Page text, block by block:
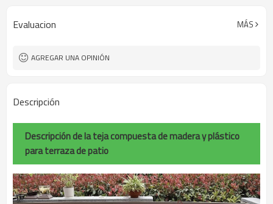
Moldeo por extrusión
Uso
Plataforma, balcón, terraza, pasillo,
Certificado
Evaluacion MÁS
AGREGAR UNA OPINIÓN
Descripción
Descripción de la teja compuesta de madera y plástico
para terraza de patio